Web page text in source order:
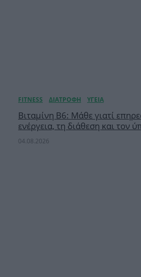
Βιταμίνη B6: Μάθε γιατί
ενέργεια, τη διάθεση και τον
04.08.2026